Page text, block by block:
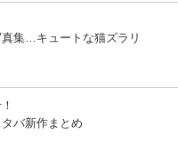
集…キュートな猫ズラリ
バ新作まとめ